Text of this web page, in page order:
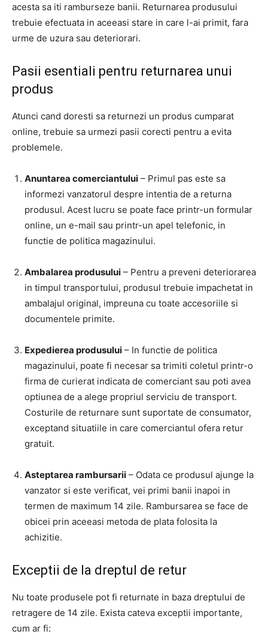
acesta sa iti ramburseze banii. Returnarea produsului
trebuie efectuata in aceeasi stare in care l-ai primit, fara
urme de uzura sau deteriorari.
Pasii esentiali pentru returnarea unui
produs
Atunci cand doresti sa returnezi un produs cumparat
online, trebuie sa urmezi pasii corecti pentru a evita
problemele.
Anuntarea comerciantului – Primul pas este sa
informezi vanzatorul despre intentia de a returna
produsul. Acest lucru se poate face printr-un formular
online, un e-mail sau printr-un apel telefonic, in
functie de politica magazinului.
Ambalarea produsului – Pentru a preveni deteriorarea
in timpul transportului, produsul trebuie impachetat in
ambalajul original, impreuna cu toate accesoriile si
documentele primite.
Expedierea produsului – In functie de politica
magazinului, poate fi necesar sa trimiti coletul printr-o
firma de curierat indicata de comerciant sau poti avea
optiunea de a alege propriul serviciu de transport.
Costurile de returnare sunt suportate de consumator,
exceptand situatiile in care comerciantul ofera retur
gratuit.
Asteptarea rambursarii – Odata ce produsul ajunge la
vanzator si este verificat, vei primi banii inapoi in
termen de maximum 14 zile. Rambursarea se face de
obicei prin aceeasi metoda de plata folosita la
achizitie.
Exceptii de la dreptul de retur
Nu toate produsele pot fi returnate in baza dreptului de
retragere de 14 zile. Exista cateva exceptii importante,
cum ar fi: